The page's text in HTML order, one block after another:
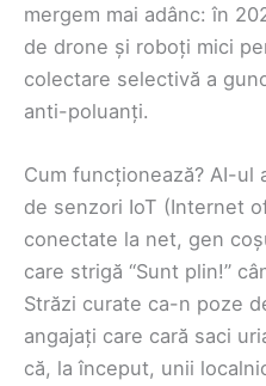
mergem mai adânc: în
de drone și roboți mici
colectare selectivă a
anti-poluanți.
Cum funcționează? AI-ul
de senzori IoT (Internet
conectate la net, gen
care strigă “Sunt plin!”
Străzi curate ca-n poze
angajați care cară saci
că, la început, unii